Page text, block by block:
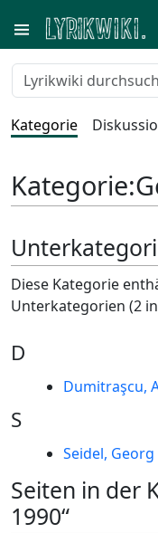
Kategorie
Kategorie:
Diese Kategorie
Unterkategorien (2
D
Dumitraşcu,
S
Seidel, Georg
Seiten in der
1990“